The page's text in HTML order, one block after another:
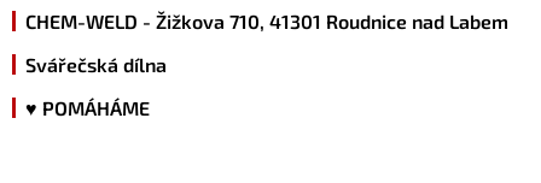
CHEM-WELD - Žižkova 710, 41301 Roudnice nad Labem
Svářečská dílna
♥ POMÁHÁME